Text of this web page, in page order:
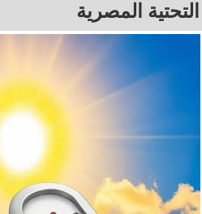
التحتية المصرية